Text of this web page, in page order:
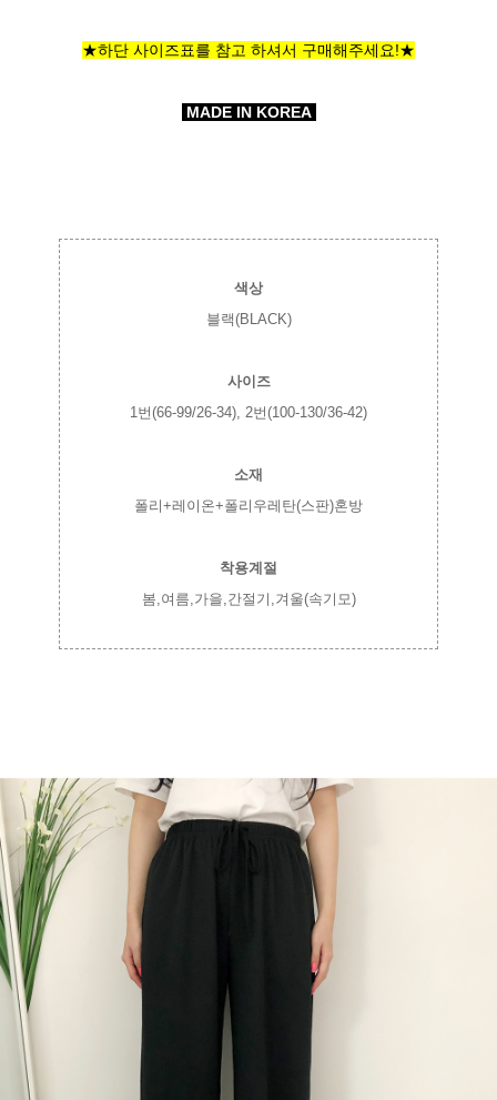
★하단 사이즈표를 참고 하셔서 구매해주세요!★
MADE IN KOREA
색상
블랙(BLACK)
사이즈
1번(66-99/26-34), 2번(100-130/36-42)
소재
폴리+레이온+폴리우레탄(스판)혼방
착용계절
봄,여름,가을,간절기,겨울(속기모)